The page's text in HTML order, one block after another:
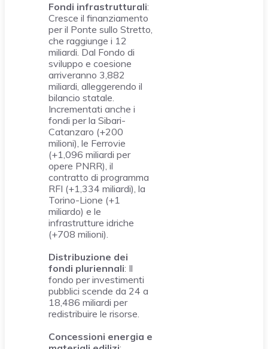
Fondi infrastrutturali:
Cresce il finanziamento
per il Ponte sullo Stretto,
che raggiunge i 12
miliardi. Dal Fondo di
sviluppo e coesione
arriveranno 3,882
miliardi, alleggerendo il
bilancio statale.
Incrementati anche i
fondi per la Sibari-
Catanzaro (+200
milioni), le Ferrovie
(+1,096 miliardi per
opere PNRR), il
contratto di programma
RFI (+1,334 miliardi), la
Torino-Lione (+1
miliardo) e le
infrastrutture idriche
(+708 milioni).
Distribuzione dei
fondi pluriennali: Il
fondo per investimenti
pubblici scende da 24 a
18,486 miliardi per
redistribuire le risorse.
Concessioni energia e